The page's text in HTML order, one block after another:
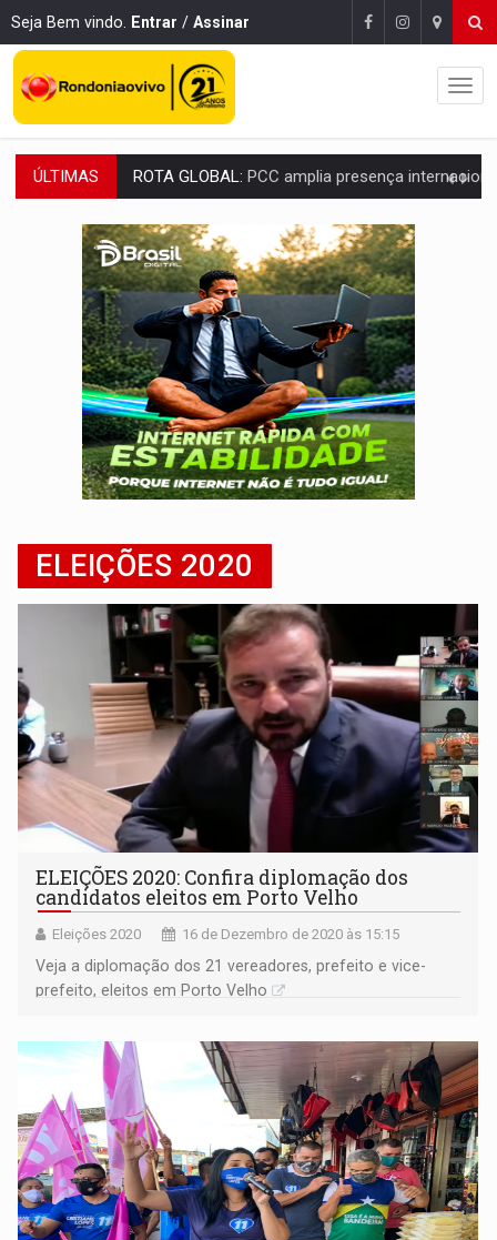
Seja Bem vindo. Entrar / Assinar
ÚLTIMAS CONEXÃO RONDONIAOVIVO:Museólogo Antônio Ocampo conduz a história de
EXTENSÃO DE DANOS:Ferroviários pedem ao Iphan recuperação de área
VARIANDO O CARDÁPIO:Veja essa receita de carne assada para o
PREJUÍZO AOS ESTUDANTES: Greve dos professores em PVH é
POSSESSÃO DE DEBORAH LOGAN:Terror mistura mistério e filmagens
TRANSPARÊNCIA:TCE reúne candidatos ao Governo e apresenta
ELAS DECIDEM:Mulheres são maioria e representam 52% do eleitorado de
NO CARRO:Homem é preso com pistola 9mm durante abordagem da Força
ROTA GLOBAL:PCC amplia presença internacional e transforma Brasil em
ELEIÇÕES 2020
ELEIÇÕES 2020: Confira diplomação dos
candidatos eleitos em Porto Velho
Eleições 2020 16 de Dezembro de 2020 às 15:15
Veja a diplomação dos 21 vereadores, prefeito e vice-
prefeito, eleitos em Porto Velho